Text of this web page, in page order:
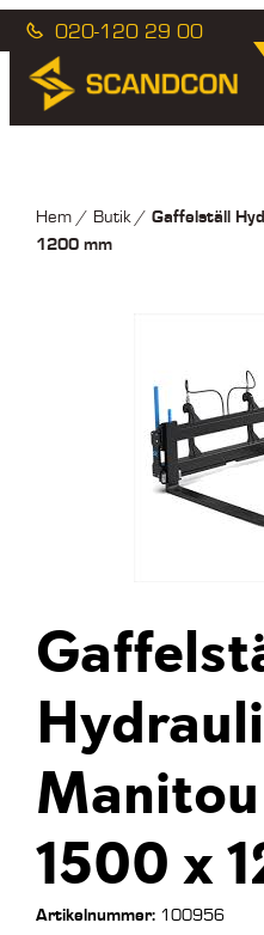
020-120 29 00
Hem/ Butik/ Gaffelställ
1200 mm
1500 x
Artikelnummer:100956